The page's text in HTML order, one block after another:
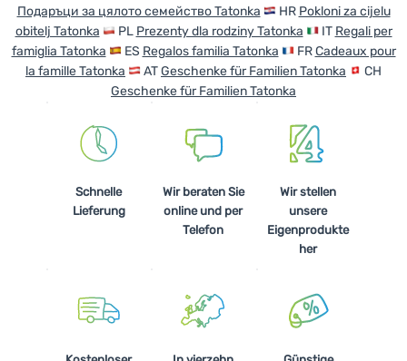
Kochen
Klettern
Подаръци за цялото семейство Tatonka
HR Pokloni za cijelu
obitelj Tatonka
PL Prezenty dla rodziny Tatonka IT Regali per
famiglia Tatonka
ES Regalos familia Tatonka FRCadeaux pour
la famille Tatonka
ATGeschenke für Familien Tatonka
CH
Geschenke für Familien Tatonka
Schnelle
Lieferung
Wir beraten Sie
online und per
Telefon
Wir stellen
unsere
Eigenprodukte
her